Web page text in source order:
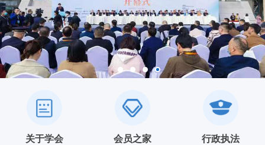
关于学会 会员之家 行政执法